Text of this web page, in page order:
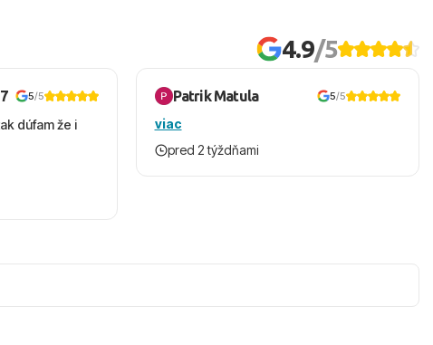
4.9/5
5/5
dúfam že i
Patrik Matula 5/5
viac
pred 2 týždňami